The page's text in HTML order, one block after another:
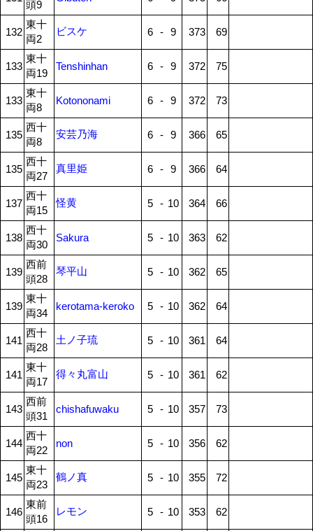
頭9
132
東十
両2
ビスケ 6 - 9 373 69
133
東十
両19
Tenshinhan 6 - 9 372 75
133
東十
両8
Kotononami 6 - 9 372 73
135
西十
両8
安芸乃海 6 - 9 366 65
135
西十
両27
真里姫 6 - 9 366 64
137
西十
両15
怪黄 5 - 10 364 66
138
西十
両30
Sakura 5 - 10 363 62
139
西前
頭28
琴平山 5 - 10 362 65
139
東十
両34
kerotama-keroko 5 - 10 362 64
141
西十
両28
土ノ子琉 5 - 10 361 64
141
東十
両17
得々丸富山 5 - 10 361 62
143
西前
頭31
chishafuwaku 5 - 10 357 73
144
西十
両22
non 5 - 10 356 62
145
東十
両23
鶴ノ真 5 - 10 355 72
146
東前
頭16
レモン 5 - 10 353 62